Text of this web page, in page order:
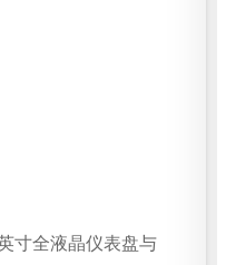
寸全液晶仪表盘与